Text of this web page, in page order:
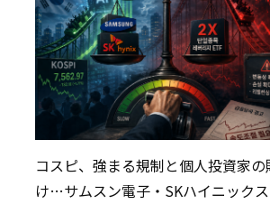
コスピ、強まる規制と個人投資家の
け…サムスン電子・SKハイニック